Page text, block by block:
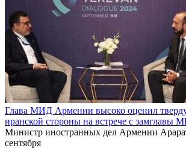
Глава МИД Армении высоко оценил
иранской стороны на встрече с замглавы
Министр иностранных дел Армении
сентября